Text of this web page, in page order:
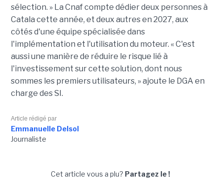
sélection. » La Cnaf compte dédier deux personnes à
Catala cette année, et deux autres en 2027, aux
côtés d'une équipe spécialisée dans
l'implémentation et l'utilisation du moteur. « C'est
aussi une manière de réduire le risque lié à
l'investissement sur cette solution, dont nous
sommes les premiers utilisateurs, » ajoute le DGA en
charge des SI.
Article rédigé par
Emmanuelle Delsol
Journaliste
Cet article vous a plu? Partagez le !